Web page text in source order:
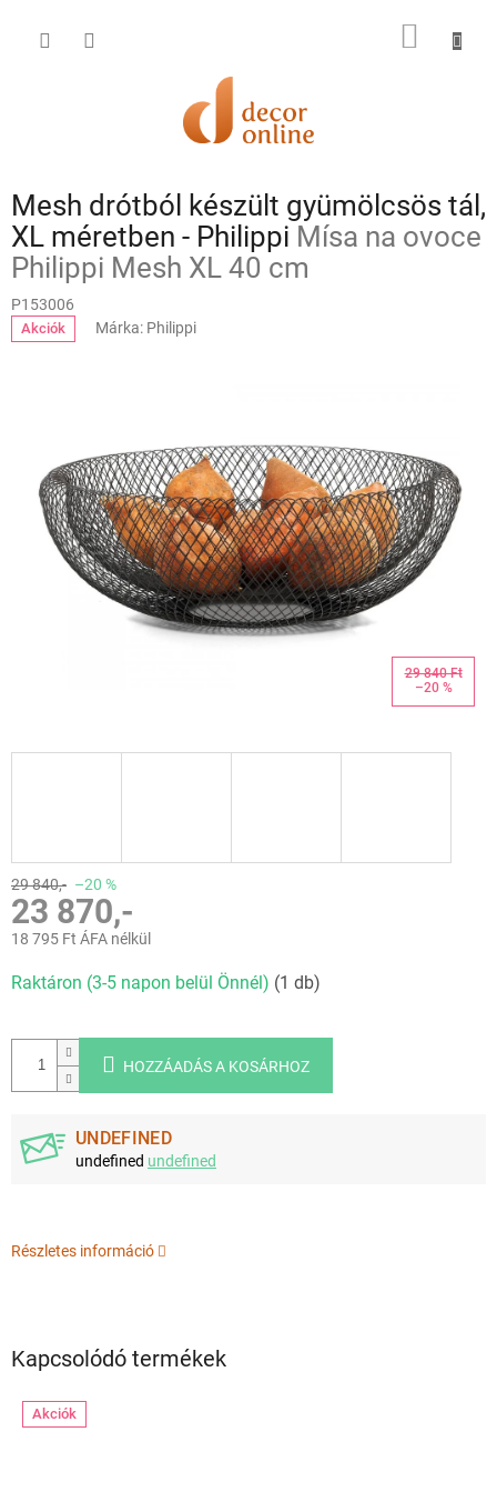
KOSÁR
Mesh drótból készült gyümölcsös tál,
XL méretben - Philippi Mísa na ovoce
Philippi Mesh XL 40 cm
P153006
Akciók Márka: Philippi
29 840 Ft
–20 %
29 840,- –20 %
23 870,-
18 795 Ft ÁFA nélkül
Raktáron (3-5 napon belül Önnél) (1 db)
HOZZÁADÁS A KOSÁRHOZ
UNDEFINED
undefined undefined
Részletes információ
Kapcsolódó termékek
Akciók